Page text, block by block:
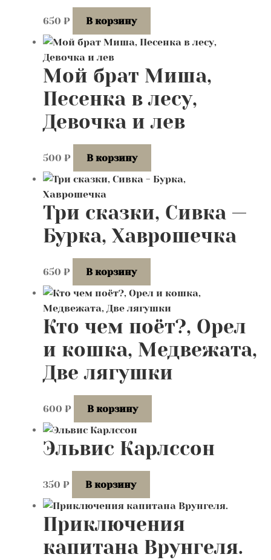
650 ₽ В корзину
Мой брат Миша,
Песенка в лесу,
Девочка и лев
500 ₽ В корзину
Три сказки, Сивка —
Бурка, Хаврошечка
650 ₽ В корзину
Кто чем поёт?, Орел
и кошка, Медвежата,
Две лягушки
600 ₽ В корзину
Эльвис Карлссон
350 ₽ В корзину
Приключения
капитана Врунгеля.